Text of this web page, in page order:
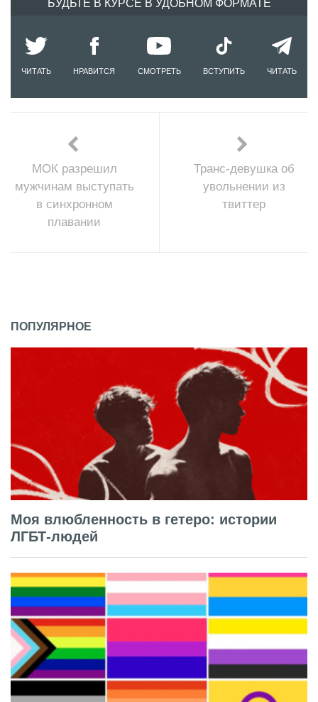
БУДЬТЕ В КУРСЕ В УДОБНОМ ФОРМАТЕ
ЧИТАТЬ НРАВИТСЯ СМОТРЕТЬ ВСТУПИТЬ ЧИТАТЬ
МОК разрешил
мужчинам выступать
в синхронном
плавании
Транс-девушка об
увольнении из
твиттер
ПОПУЛЯРНОЕ
Моя влюбленность в гетеро: истории
ЛГБТ-людей